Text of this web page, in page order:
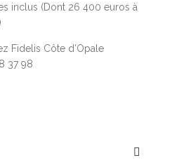
inclus (Dont 26 400 euros à
Fidelis Côte d’Opale
37 98